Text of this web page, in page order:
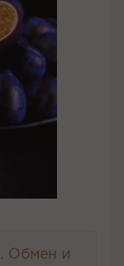
Обмен и